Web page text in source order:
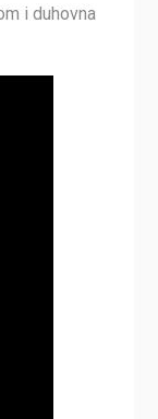
i duhovna